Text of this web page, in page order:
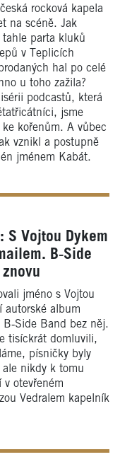
rocková kapela
na scéně. Jak
tahle parta kluků
v Teplicích
hal po celé
u toho zažila?
podcastů, která
jsme
kořenům. A vůbec
vznikl a postupně
jménem Kabát.
S Vojtou Dykem
B‑Side
jméno s Vojtou
autorské album
Band bez něj.
tisíckrát domluvili,
písničky byly
ale nikdy k tomu
v otevřeném
Vedralem kapelník